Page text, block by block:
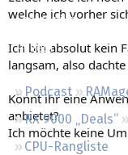
Leserartikel
Regeln
Podcast
RX 9000 „Deals“
CPU-Rangliste
welche ich vorher
Ich bin absolut kein
langsam, also
Könnt ihr eine
anbietet?
Ich möchte keine